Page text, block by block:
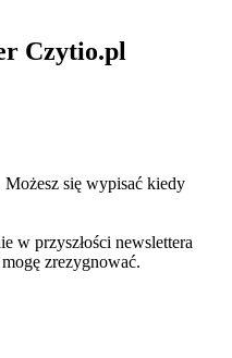
Czytio.pl
się wypisać kiedy
w przyszłości newslettera
zrezygnować.